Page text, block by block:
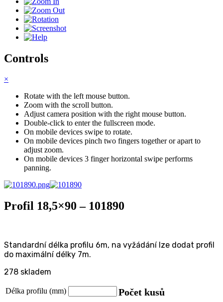
Controls
×
Rotate with the left mouse button.
Zoom with the scroll button.
Adjust camera position with the right mouse button.
Double-click to enter the fullscreen mode.
On mobile devices swipe to rotate.
On mobile devices pinch two fingers together or apart to
adjust zoom.
On mobile devices 3 finger horizontal swipe performs
panning.
Profil 18,5×90 – 101890
Standardní délka profilu 6m, na vyžádání lze dodat profil
do maximální délky 7m.
278 skladem
Délka profilu (mm) Počet kusů